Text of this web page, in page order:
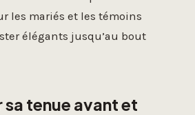
les mariés et les témoins
élégants jusqu’au bout
sa tenue avant et